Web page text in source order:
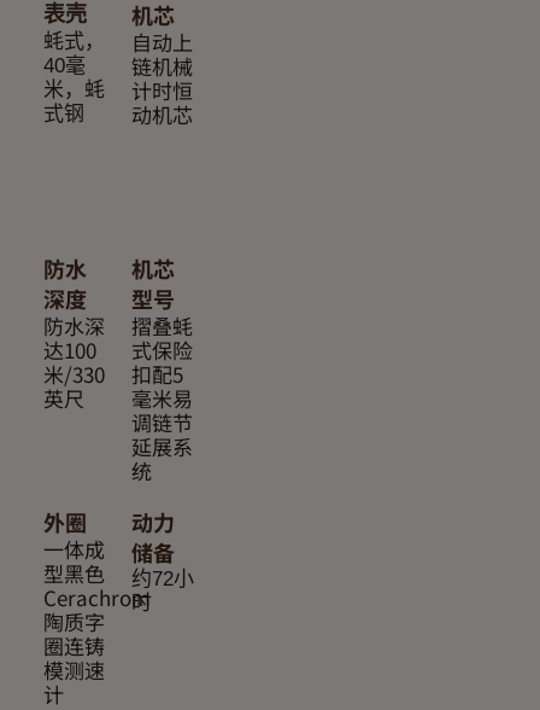
机芯
自动上
链机械
计时恒
动机芯
表壳
蚝式，
40毫
米，蚝
式钢
机芯
型号
摺叠蚝
式保险
扣配5
毫米易
调链节
延展系
统
外圈
一体成
型黑色
Cerachrom
陶质字
圈连铸
模测速
计
动力
储备
约72小
时
防水
深度
防水深
达100
米/330
英尺